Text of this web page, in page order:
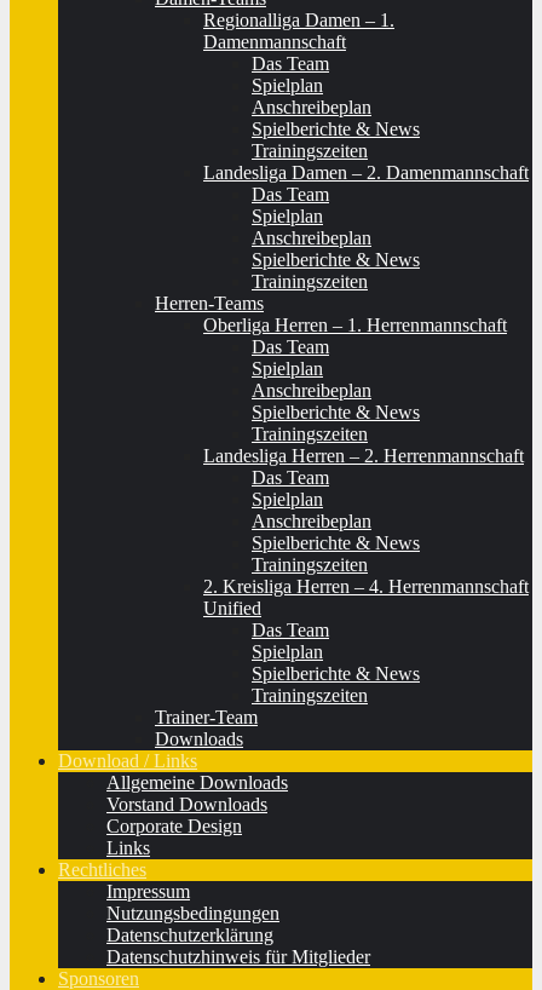
Regionalliga Damen – 1.
Damenmannschaft
Das Team
Spielplan
Anschreibeplan
Spielberichte & News
Trainingszeiten
Landesliga Damen – 2. Damenmannschaft
Das Team
Spielplan
Anschreibeplan
Spielberichte & News
Trainingszeiten
Herren-Teams
Oberliga Herren – 1. Herrenmannschaft
Das Team
Spielplan
Anschreibeplan
Spielberichte & News
Trainingszeiten
Landesliga Herren – 2. Herrenmannschaft
Das Team
Spielplan
Anschreibeplan
Spielberichte & News
Trainingszeiten
2. Kreisliga Herren – 4. Herrenmannschaft
Unified
Das Team
Spielplan
Spielberichte & News
Trainingszeiten
Trainer-Team
Downloads
Download / Links
Allgemeine Downloads
Vorstand Downloads
Corporate Design
Links
Rechtliches
Impressum
Nutzungsbedingungen
Datenschutzerklärung
Datenschutzhinweis für Mitglieder
Sponsoren